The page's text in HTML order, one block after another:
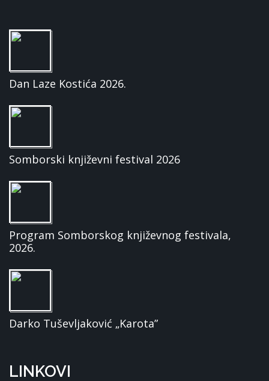
Dan Laze Kostića 2026.
Somborski književni festival 2026
Program Somborskog književnog festivala,
2026.
Darko Tuševljaković „Karota”
LINKOVI